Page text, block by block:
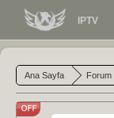
IPTV
Ana Sayfa Forum